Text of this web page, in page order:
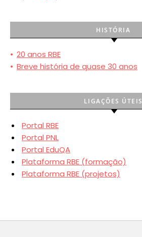
HISTÓRIA
• 20 anos RBE
• Breve história de quase 30 anos
LIGAÇÕES ÚTEIS
Portal RBE
Portal PNL
Portal EduQA
Plataforma RBE (formação)
Plataforma RBE (projetos)